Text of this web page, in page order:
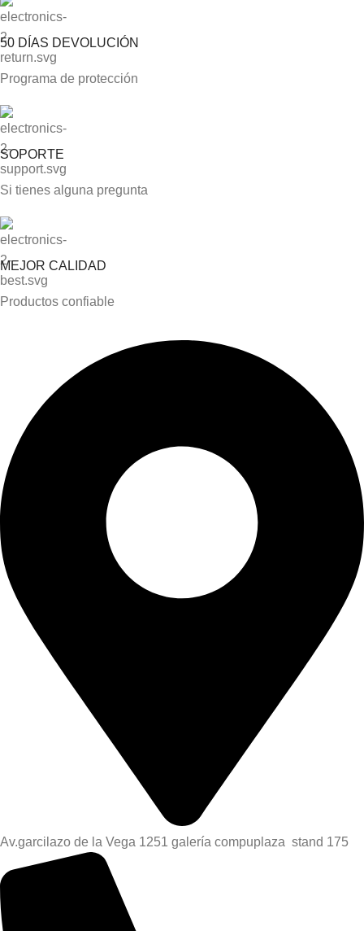
50 DÍAS DEVOLUCIÓN
Programa de protección
SOPORTE
Si tienes alguna pregunta
MEJOR CALIDAD
Productos confiable
Av.garcilazo de la Vega 1251 galería compuplaza stand 175